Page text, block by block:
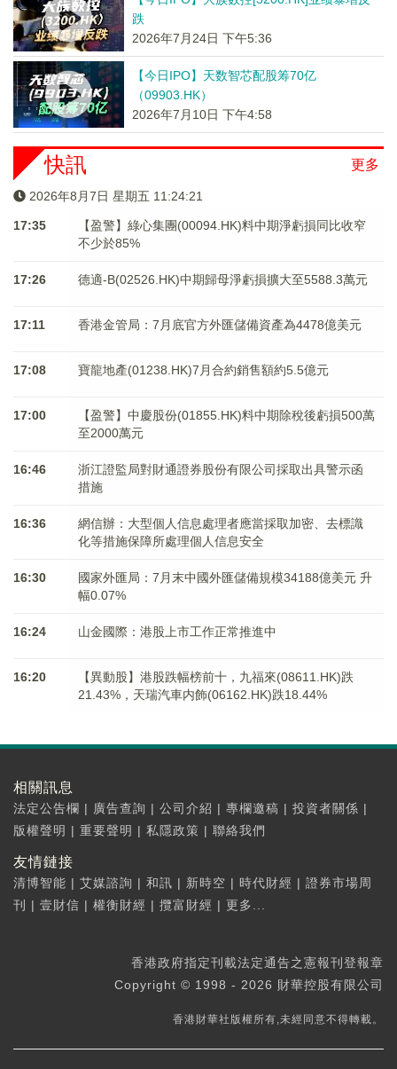
跌
2026年7月24日 下午5:36
【今日IPO】天数智芯配股筹70亿
（09903.HK）
2026年7月10日 下午4:58
更多
快訊
2026年8月7日 星期五 11:24:21
17:35
【盈警】綠心集團(00094.HK)料中期淨虧損同比收窄
不少於85%
17:26 德適-B(02526.HK)中期歸母淨虧損擴大至5588.3萬元
17:11 香港金管局：7月底官方外匯儲備資產為4478億美元
17:08 寶龍地產(01238.HK)7月合約銷售額約5.5億元
17:00
【盈警】中慶股份(01855.HK)料中期除稅後虧損500萬
至2000萬元
16:46
浙江證監局對財通證券股份有限公司採取出具警示函
措施
16:36
網信辦：大型個人信息處理者應當採取加密、去標識
化等措施保障所處理個人信息安全
16:30
國家外匯局：7月末中國外匯儲備規模34188億美元 升
幅0.07%
16:24 山金國際：港股上市工作正常推進中
16:20
【異動股】港股跌幅榜前十，九福來(08611.HK)跌
21.43%，天瑞汽車内飾(06162.HK)跌18.44%
相關訊息
法定公告欄 | 廣告查詢 | 公司介紹 | 專欄邀稿 | 投資者關係 |
版權聲明 | 重要聲明 | 私隱政策 | 聯絡我們
友情鏈接
清博智能 | 艾媒諮詢 | 和訊 | 新時空 | 時代財經 | 證券市場周
刊
| 壹財信 | 權衡財經 | 攬富財經 | 更多...
香港政府指定刊載法定通告之憲報刊登報章
Copyright © 1998 - 2026 財華控股有限公司
香港財華社版權所有,未經同意不得轉載。